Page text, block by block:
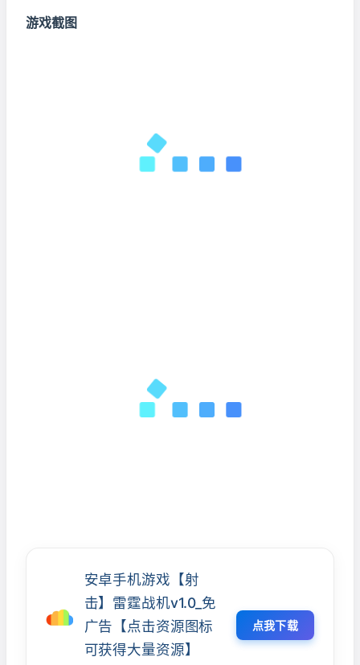
游戏截图
安卓手机游戏【射
击】雷霆战机v1.0_免
广告【点击资源图标
可获得大量资源】
点我下载